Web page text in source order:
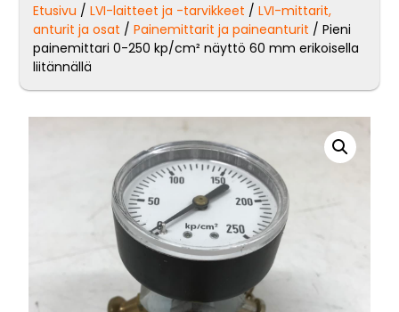
Etusivu /LVI-laitteet ja -tarvikkeet /LVI-mittarit,
anturit ja osat /Painemittarit ja paineanturit / Pieni
painemittari 0-250 kp/cm² näyttö 60 mm erikoisella
liitännällä